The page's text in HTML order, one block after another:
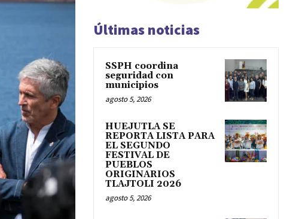
Últimas noticias
SSPH coordina
seguridad con
municipios
agosto 5, 2026
HUEJUTLA SE
REPORTA LISTA PARA
EL SEGUNDO
FESTIVAL DE
PUEBLOS
ORIGINARIOS
TLAJTOLI 2026
agosto 5, 2026